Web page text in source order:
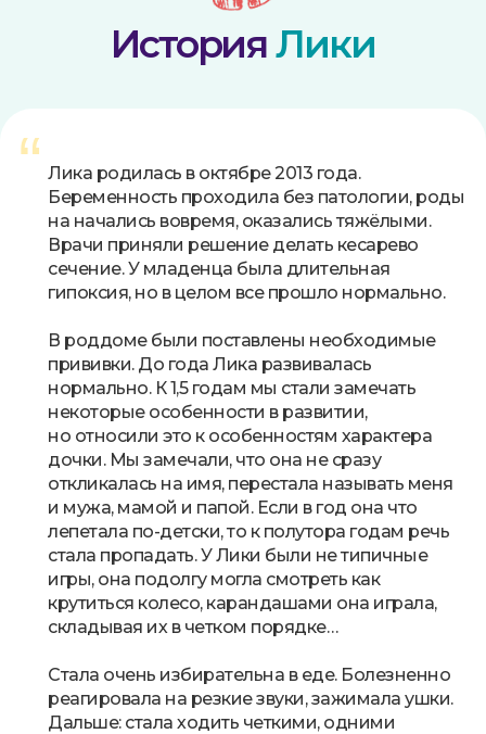
“ Лика родилась в октябре 2013 года.
Беременность проходила без патологии, роды
на начались вовремя, оказались тяжёлыми.
Врачи приняли решение делать кесарево
сечение. У младенца была длительная
гипоксия, но в целом все прошло нормально.
В роддоме были поставлены необходимые
прививки. До года Лика развивалась
нормально. К 1,5 годам мы стали замечать
некоторые особенности в развитии,
но относили это к особенностям характера
дочки. Мы замечали, что она не сразу
откликалась на имя, перестала называть меня
и мужа, мамой и папой. Если в год она что
лепетала по-детски, то к полутора годам речь
стала пропадать. У Лики были не типичные
игры, она подолгу могла смотреть как
крутиться колесо, карандашами она играла,
складывая их в четком порядке…
Стала очень избирательна в еде. Болезненно
реагировала на резкие звуки, зажимала ушки.
Дальше: стала ходить четкими, одними